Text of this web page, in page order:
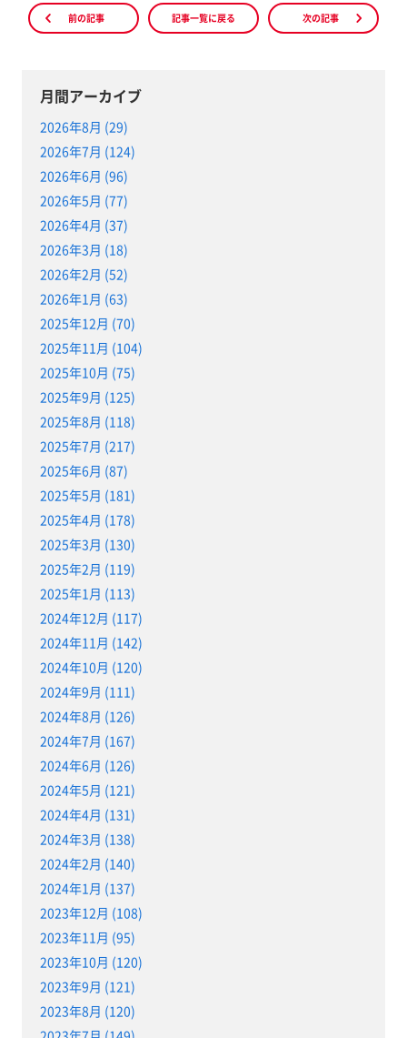
前の記事 記事一覧に戻る 次の記事
月間アーカイブ
2026年8月 (29)
2026年7月 (124)
2026年6月 (96)
2026年5月 (77)
2026年4月 (37)
2026年3月 (18)
2026年2月 (52)
2026年1月 (63)
2025年12月 (70)
2025年11月 (104)
2025年10月 (75)
2025年9月 (125)
2025年8月 (118)
2025年7月 (217)
2025年6月 (87)
2025年5月 (181)
2025年4月 (178)
2025年3月 (130)
2025年2月 (119)
2025年1月 (113)
2024年12月 (117)
2024年11月 (142)
2024年10月 (120)
2024年9月 (111)
2024年8月 (126)
2024年7月 (167)
2024年6月 (126)
2024年5月 (121)
2024年4月 (131)
2024年3月 (138)
2024年2月 (140)
2024年1月 (137)
2023年12月 (108)
2023年11月 (95)
2023年10月 (120)
2023年9月 (121)
2023年8月 (120)